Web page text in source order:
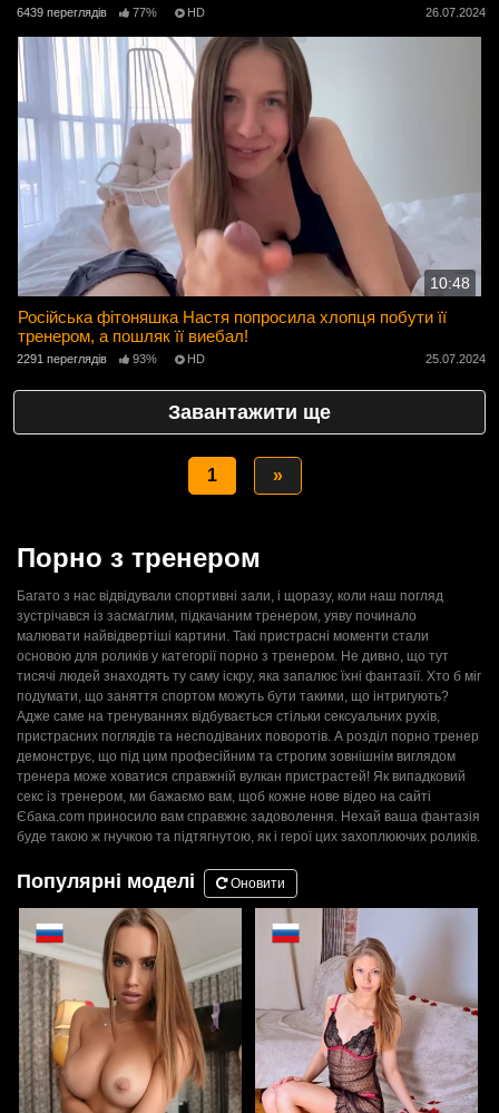
6439 переглядів 77% HD 26.07.2024
10:48
Російська фітоняшка Настя попросила хлопця побути її
тренером, а пошляк її виебал!
2291 переглядів 93% HD 25.07.2024
Завантажити ще
1 »
Порно з тренером
Багато з нас відвідували спортивні зали, і щоразу, коли наш погляд
зустрічався із засмаглим, підкачаним тренером, уяву починало
малювати найвідвертіші картини. Такі пристрасні моменти стали
основою для роликів у категорії порно з тренером. Не дивно, що тут
тисячі людей знаходять ту саму іскру, яка запалює їхні фантазії. Хто б міг
подумати, що заняття спортом можуть бути такими, що інтригують?
Адже саме на тренуваннях відбувається стільки сексуальних рухів,
пристрасних поглядів та несподіваних поворотів. А розділ порно тренер
демонструє, що під цим професійним та строгим зовнішнім виглядом
тренера може ховатися справжній вулкан пристрастей! Як випадковий
секс із тренером, ми бажаємо вам, щоб кожне нове відео на сайті
Єбака.com приносило вам справжнє задоволення. Нехай ваша фантазія
буде такою ж гнучкою та підтягнутою, як і герої цих захоплюючих роликів.
Популярні моделі Оновити